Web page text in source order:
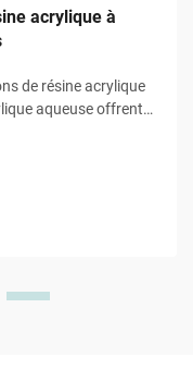
acrylique à
de résine acrylique
aqueuse offrent